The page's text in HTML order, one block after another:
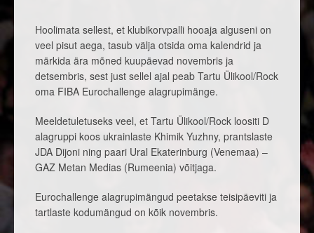
Hoolimata sellest, et klubikorvpalli hooaja alguseni on
veel pisut aega, tasub välja otsida oma kalendrid ja
märkida ära mõned kuupäevad novembris ja
detsembris, sest just sellel ajal peab Tartu Ülikool/Rock
oma FIBA Eurochallenge alagrupimänge.
Meeldetuletuseks veel, et Tartu Ülikool/Rock loositi D
alagruppi koos ukrainlaste Khimik Yuzhny, prantslaste
JDA Dijoni ning paari Ural Ekaterinburg (Venemaa) –
GAZ Metan Medias (Rumeenia) võitjaga.
Eurochallenge alagrupimängud peetakse teisipäeviti ja
tartlaste kodumängud on kõik novembris.